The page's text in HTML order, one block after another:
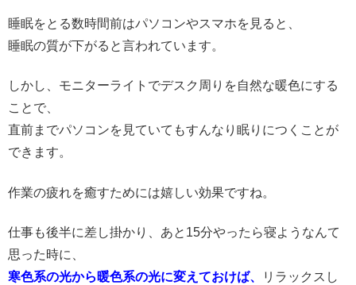
睡眠をとる数時間前はパソコンやスマホを見ると、
睡眠の質が下がると言われています。
しかし、モニターライトでデスク周りを自然な暖色にする
ことで、
直前までパソコンを見ていてもすんなり眠りにつくことが
できます。
作業の疲れを癒すためには嬉しい効果ですね。
仕事も後半に差し掛かり、あと15分やったら寝ようなんて
思った時に、
寒色系の光から暖色系の光に変えておけば、
リラックスし